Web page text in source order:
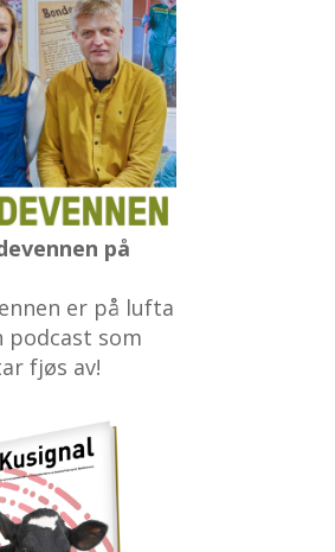
på
er på lufta
podcast som
fjøs av!